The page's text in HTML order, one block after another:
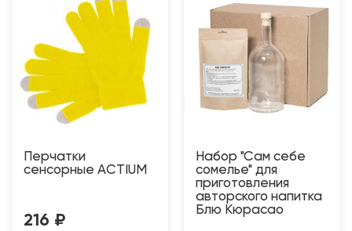
Перчатки
сенсорные ACTIUM
216 ₽
Набор "Сам себе
сомелье" для
приготовления
авторского напитка
Блю Кюрасао